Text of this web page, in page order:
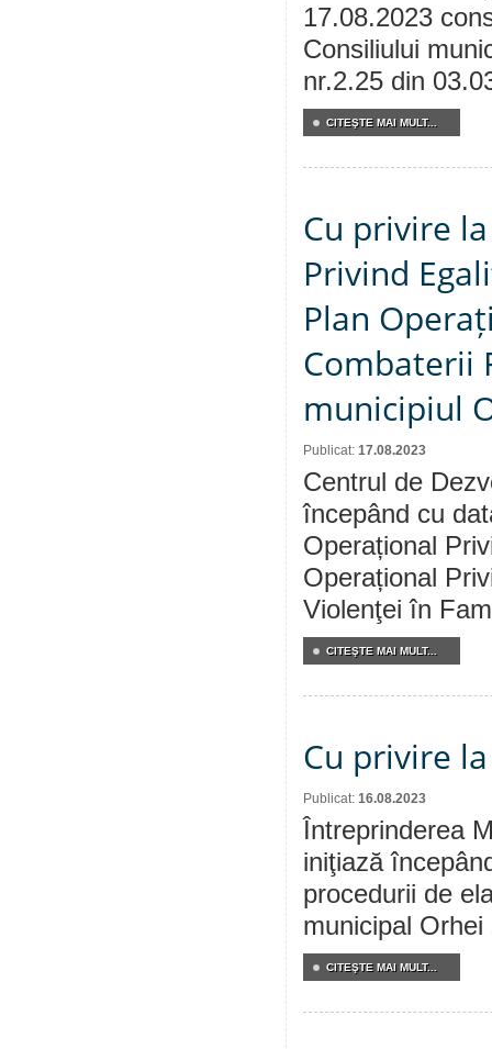
17.08.2023
Consiliului
nr.2.25 din
CITEŞTE MAI MULT...
Cu privire
Privind
Plan
Combaterii
municipiul
Publicat: 17.08.2023
Centrul de
începând cu
Operațional
Operațional
Violenţei în
CITEŞTE MAI MULT...
Cu privire
Publicat: 16.08.2023
Întreprinderea
iniţiază
procedurii de
municipal Orhei
CITEŞTE MAI MULT...